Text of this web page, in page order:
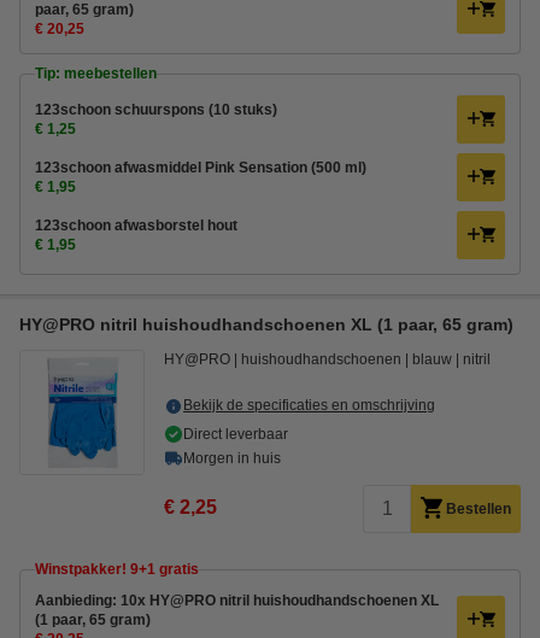
paar, 65 gram)
€ 20,25
Tip: meebestellen
123schoon schuurspons (10 stuks)
€ 1,25
123schoon afwasmiddel Pink Sensation (500 ml)
€ 1,95
123schoon afwasborstel hout
€ 1,95
HY@PRO nitril huishoudhandschoenen XL (1 paar, 65 gram)
HY@PRO huishoudhandschoenen blauw nitril
Bekijk de specificaties en omschrijving
Direct leverbaar
Morgen in huis
€ 2,25 Bestellen
Winstpakker! 9+1 gratis
Aanbieding: 10x HY@PRO nitril huishoudhandschoenen XL
(1 paar, 65 gram)